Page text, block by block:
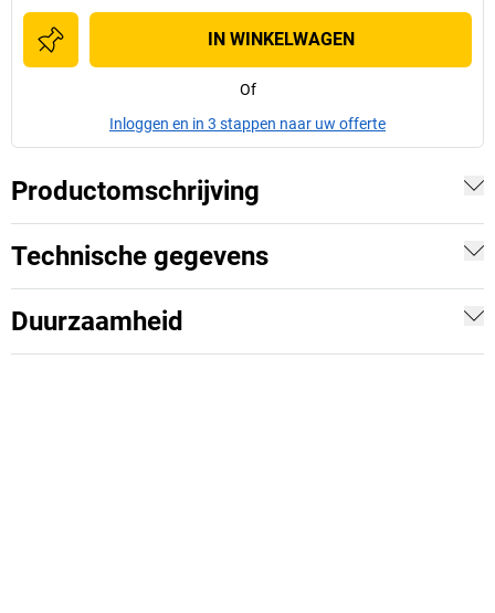
IN WINKELWAGEN
Of
Inloggen en in 3 stappen naar uw offerte
Productomschrijving
Technische gegevens
Duurzaamheid